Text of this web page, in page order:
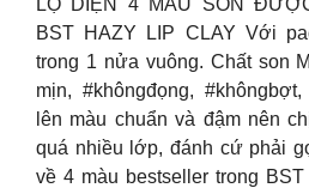
LỘ DIỆN 4 MÀU SON
BST HAZY LIP CLAY Với
trong 1 nửa vuông. Chất son
mịn, #khôngđọng,
lên màu chuẩn và đậm nên
quá nhiều lớp, đánh cứ phải
về 4 màu bestseller trong BST